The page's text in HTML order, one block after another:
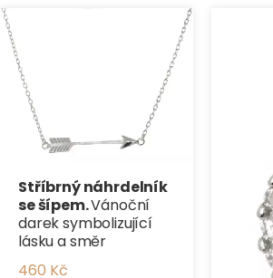
Stříbrný náhrdelník
se šípem.Vánoční
darek symbolizující
lásku a směr
460 Kč